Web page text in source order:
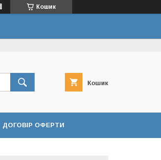
Кошик
Кошик
ДОГОВІР ОФЕРТИ